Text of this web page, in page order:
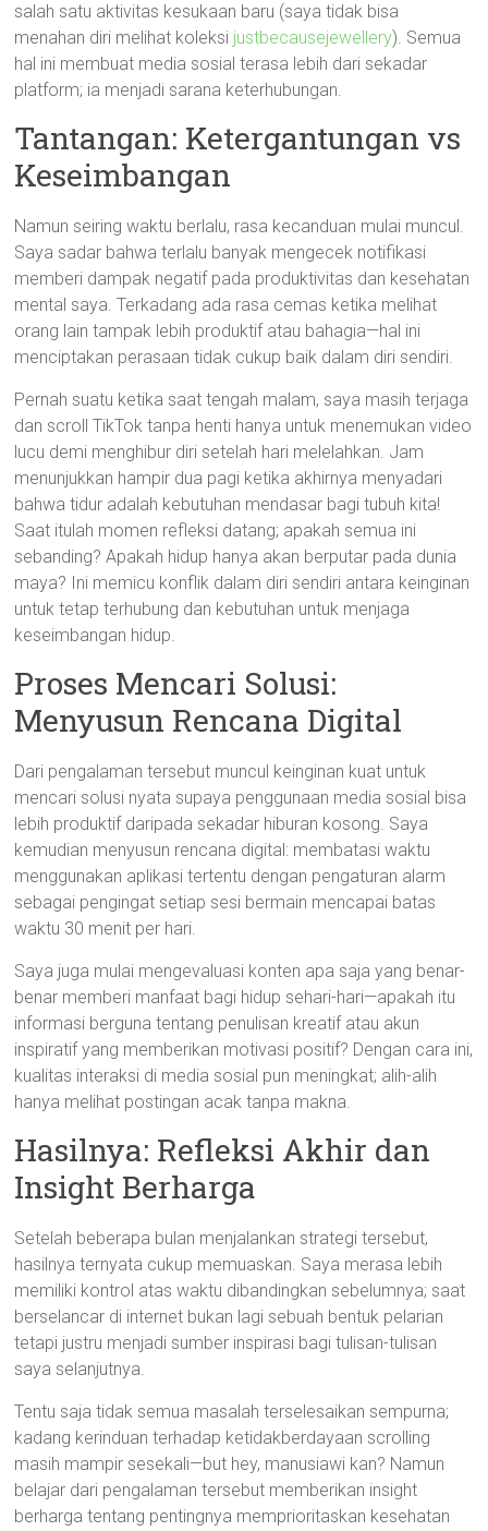
salah satu aktivitas kesukaan baru (saya tidak bisa
menahan diri melihat koleksi justbecausejewellery). Semua
hal ini membuat media sosial terasa lebih dari sekadar
platform; ia menjadi sarana keterhubungan.
Tantangan: Ketergantungan vs
Keseimbangan
Namun seiring waktu berlalu, rasa kecanduan mulai muncul.
Saya sadar bahwa terlalu banyak mengecek notifikasi
memberi dampak negatif pada produktivitas dan kesehatan
mental saya. Terkadang ada rasa cemas ketika melihat
orang lain tampak lebih produktif atau bahagia—hal ini
menciptakan perasaan tidak cukup baik dalam diri sendiri.
Pernah suatu ketika saat tengah malam, saya masih terjaga
dan scroll TikTok tanpa henti hanya untuk menemukan video
lucu demi menghibur diri setelah hari melelahkan. Jam
menunjukkan hampir dua pagi ketika akhirnya menyadari
bahwa tidur adalah kebutuhan mendasar bagi tubuh kita!
Saat itulah momen refleksi datang; apakah semua ini
sebanding? Apakah hidup hanya akan berputar pada dunia
maya? Ini memicu konflik dalam diri sendiri antara keinginan
untuk tetap terhubung dan kebutuhan untuk menjaga
keseimbangan hidup.
Proses Mencari Solusi:
Menyusun Rencana Digital
Dari pengalaman tersebut muncul keinginan kuat untuk
mencari solusi nyata supaya penggunaan media sosial bisa
lebih produktif daripada sekadar hiburan kosong. Saya
kemudian menyusun rencana digital: membatasi waktu
menggunakan aplikasi tertentu dengan pengaturan alarm
sebagai pengingat setiap sesi bermain mencapai batas
waktu 30 menit per hari.
Saya juga mulai mengevaluasi konten apa saja yang benar-
benar memberi manfaat bagi hidup sehari-hari—apakah itu
informasi berguna tentang penulisan kreatif atau akun
inspiratif yang memberikan motivasi positif? Dengan cara ini,
kualitas interaksi di media sosial pun meningkat; alih-alih
hanya melihat postingan acak tanpa makna.
Hasilnya: Refleksi Akhir dan
Insight Berharga
Setelah beberapa bulan menjalankan strategi tersebut,
hasilnya ternyata cukup memuaskan. Saya merasa lebih
memiliki kontrol atas waktu dibandingkan sebelumnya; saat
berselancar di internet bukan lagi sebuah bentuk pelarian
tetapi justru menjadi sumber inspirasi bagi tulisan-tulisan
saya selanjutnya.
Tentu saja tidak semua masalah terselesaikan sempurna;
kadang kerinduan terhadap ketidakberdayaan scrolling
masih mampir sesekali—but hey, manusiawi kan? Namun
belajar dari pengalaman tersebut memberikan insight
berharga tentang pentingnya memprioritaskan kesehatan